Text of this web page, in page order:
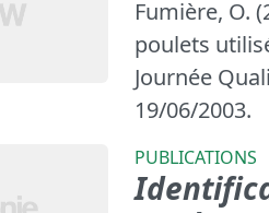
Fumière, O.
poulets
Journée
19/06/2003.
PUBLICATIONS